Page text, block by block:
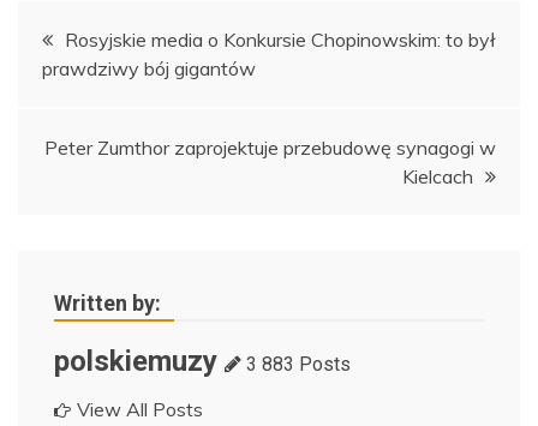
Nawigacja
wpisu
Rosyjskie media o Konkursie Chopinowskim: to był
prawdziwy bój gigantów
Peter Zumthor zaprojektuje przebudowę synagogi w
Kielcach
Written by:
polskiemuzy 3 883 Posts
View All Posts